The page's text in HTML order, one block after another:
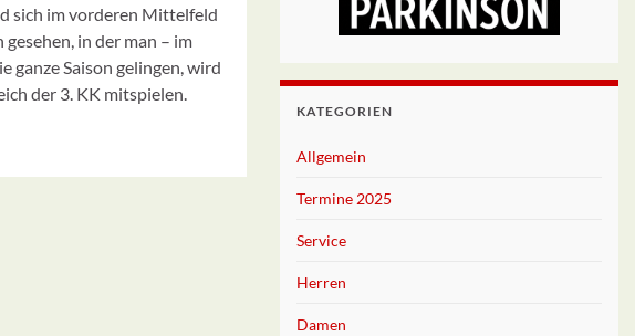
sich im vorderen Mittelfeld
in der man – im
ganze Saison gelingen, wird
der 3. KK mitspielen.
KATEGORIEN
Allgemein
Termine 2025
Service
Herren
Damen